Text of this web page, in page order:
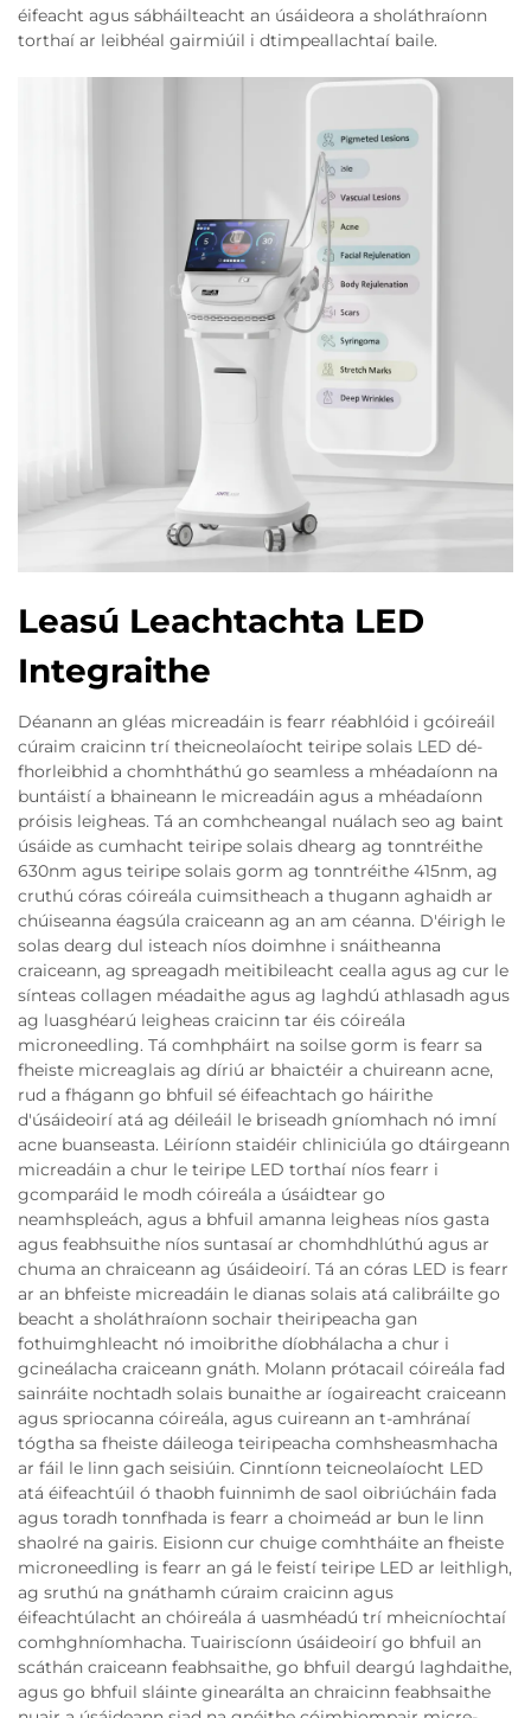
éifeacht agus sábháilteacht an úsáideora a sholáthraíonn
torthaí ar leibhéal gairmiúil i dtimpeallachtaí baile.
Leasú Leachtachta LED
Integraithe
Déanann an gléas micreadáin is fearr réabhlóid i gcóireáil
cúraim craicinn trí theicneolaíocht teiripe solais LED dé-
fhorleibhid a chomhtháthú go seamless a mhéadaíonn na
buntáistí a bhaineann le micreadáin agus a mhéadaíonn
próisis leigheas. Tá an comhcheangal nuálach seo ag baint
úsáide as cumhacht teiripe solais dhearg ag tonntréithe
630nm agus teiripe solais gorm ag tonntréithe 415nm, ag
cruthú córas cóireála cuimsitheach a thugann aghaidh ar
chúiseanna éagsúla craiceann ag an am céanna. D'éirigh le
solas dearg dul isteach níos doimhne i snáitheanna
craiceann, ag spreagadh meitibileacht cealla agus ag cur le
sínteas collagen méadaithe agus ag laghdú athlasadh agus
ag luasghéarú leigheas craicinn tar éis cóireála
microneedling. Tá comhpháirt na soilse gorm is fearr sa
fheiste micreaglais ag díriú ar bhaictéir a chuireann acne,
rud a fhágann go bhfuil sé éifeachtach go háirithe
d'úsáideoirí atá ag déileáil le briseadh gníomhach nó imní
acne buanseasta. Léiríonn staidéir chliniciúla go dtáirgeann
micreadáin a chur le teiripe LED torthaí níos fearr i
gcomparáid le modh cóireála a úsáidtear go
neamhspleách, agus a bhfuil amanna leigheas níos gasta
agus feabhsuithe níos suntasaí ar chomhdhlúthú agus ar
chuma an chraiceann ag úsáideoirí. Tá an córas LED is fearr
ar an bhfeiste micreadáin le dianas solais atá calibráilte go
beacht a sholáthraíonn sochair theiripeacha gan
fothuimghleacht nó imoibrithe díobhálacha a chur i
gcineálacha craiceann gnáth. Molann prótacail cóireála fad
sainráite nochtadh solais bunaithe ar íogaireacht craiceann
agus spriocanna cóireála, agus cuireann an t-amhránaí
tógtha sa fheiste dáileoga teiripeacha comhsheasmhacha
ar fáil le linn gach seisiúin. Cinntíonn teicneolaíocht LED
atá éifeachtúil ó thaobh fuinnimh de saol oibriúcháin fada
agus toradh tonnfhada is fearr a choimeád ar bun le linn
shaolré na gairis. Eisionn cur chuige comhtháite an fheiste
microneedling is fearr an gá le feistí teiripe LED ar leithligh,
ag sruthú na gnáthamh cúraim craicinn agus
éifeachtúlacht an chóireála á uasmhéadú trí mheicníochtaí
comhghníomhacha. Tuairiscíonn úsáideoirí go bhfuil an
scáthán craiceann feabhsaithe, go bhfuil deargú laghdaithe,
agus go bhfuil sláinte ginearálta an chraicinn feabhsaithe